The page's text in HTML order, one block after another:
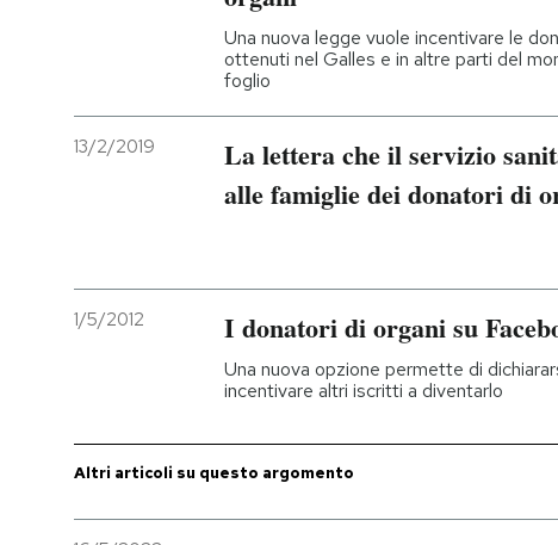
Economia
Sport
Ok Boomer!
Media
Altrecose
Mondiali calcio 2026
NEWSLETTER
Una nuova legge vuole incentivare le
ottenuti nel Galles e in altre parti del
foglio
13/2/2019
La lettera che il servizio
alle famiglie dei donatori di
1/5/2012 I donatori di organi su
Una nuova opzione permette di
incentivare altri iscritti a diventarlo
Altri articoli su questo argomento